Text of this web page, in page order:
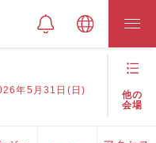
年5月31日(日)
他の
会場